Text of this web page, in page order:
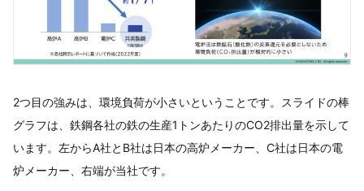
2つ目の強みは、環境負荷が小さいということです。スライドの棒
グラフは、鉄鋼各社の鉄の生産1トンあたりのCO2排出量を示して
います。左からA社とB社は日本の高炉メーカー、C社は日本の電
炉メーカー、右端が当社です。